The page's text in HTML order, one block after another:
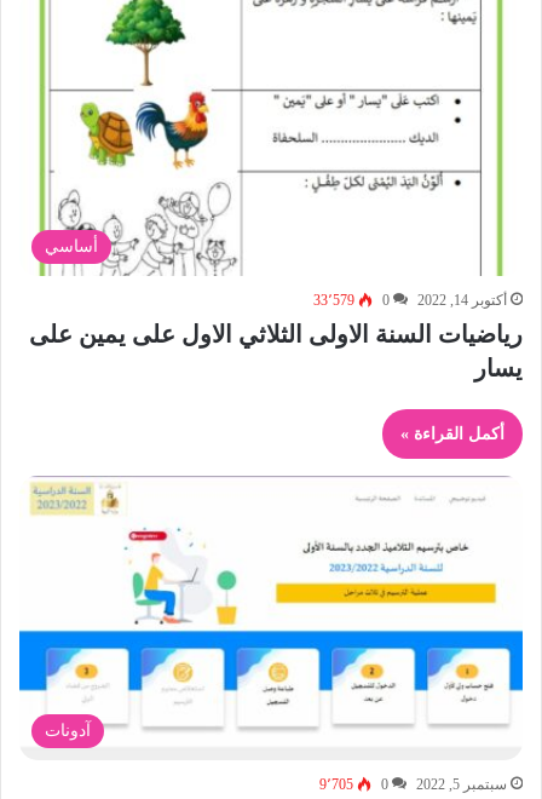
أساسي
أكتوبر 14, 2022 0 33٬579
رياضيات السنة الاولى الثلاثي الاول على يمين على
يسار
أكمل القراءة »
آدونات
سبتمبر 5, 2022 0 9٬705